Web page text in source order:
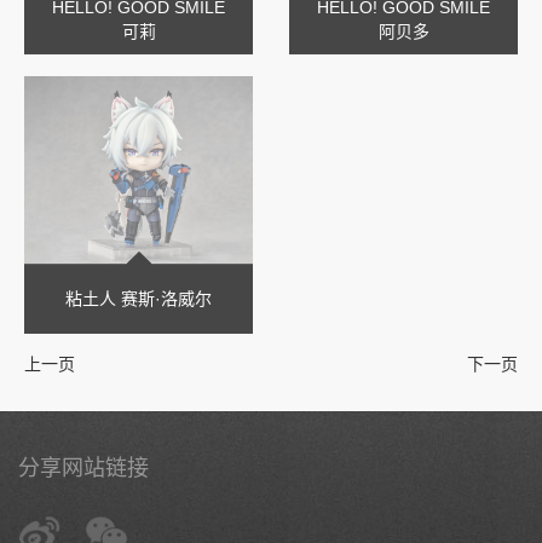
HELLO! GOOD SMILE
可莉
HELLO! GOOD SMILE
阿贝多
粘土人 赛斯·洛威尔
上一页 下一页
分享网站链接